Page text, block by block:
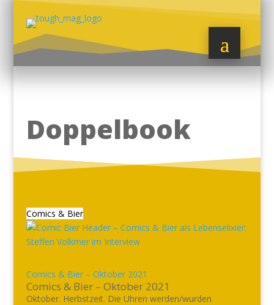
Doppelbook
Comics & Bier
Comics & Bier – Oktober 2021
Comics & Bier – Oktober 2021
Oktober. Herbstzeit. Die Uhren werden/wurden